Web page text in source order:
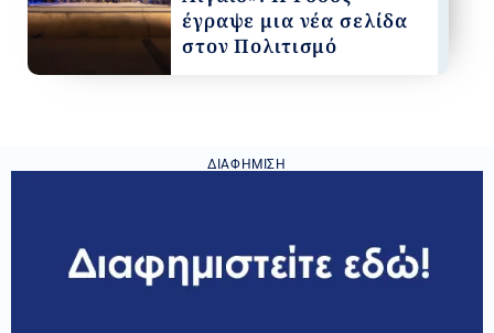
έγραψε μια νέα σελίδα
στον Πολιτισμό
ΔΙΑΦΉΜΙΣΗ